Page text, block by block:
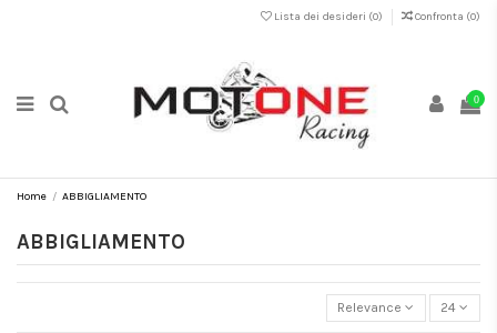
Lista dei desideri (0) Confronta (0)
0
Home ABBIGLIAMENTO
ABBIGLIAMENTO
Relevance 24